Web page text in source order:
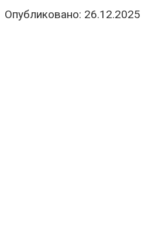
Опубликовано: 26.12.2025